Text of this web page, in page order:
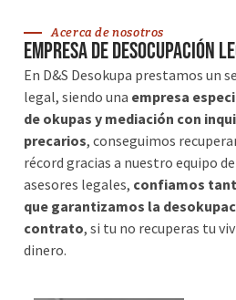
Acerca de nosotros
Empresa de desocupación
En D&S Desokupa prestamos un
legal, siendo una empresa
de okupas y mediación con
precarios, conseguimos
récord gracias a nuestro equipo
asesores legales, confiamos
que garantizamos la
contrato, si tu no recuperas tu
dinero.